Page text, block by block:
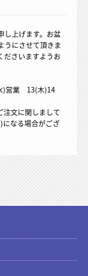
し上げます。お盆
うにさせて頂きま
ださいますようお
)営業 13(木)14
文に関しまして
になる場合がござ